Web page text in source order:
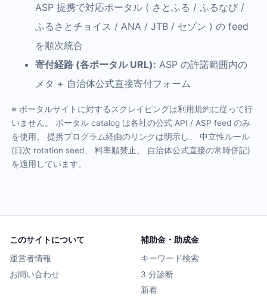
ASP 提携で対応ポータル ( さとふる / ふるなび /
ふるさとチョイス / ANA / JTB / セゾン ) の feed
を順次統合
寄付経路 (各ポータル URL): ASP の許諾範囲内の
メタ + 自治体公式直接寄付フォーム
※ ポータルサイトに対するスクレイピングは利用規約に従って行
いません。 ポータル catalog は各社の公式 API / ASP feed のみ
を使用。 提携プログラム経由のリンクは明示し、 中立性ルール
(日次 rotation seed、 料率順禁止、 自治体公式直接の常時併記)
を適用しています。
このサイトについて
運営者情報
お問い合わせ
補助金・助成金
キーワード検索
3 分診断
新着